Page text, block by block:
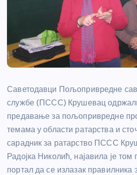
Саветодавци Пољопривредне
службе (ПССС) Крушевац
предавање за пољопривредне
темама у области ратарства и
сарадник за ратарство ПССС
Радојка Николић, најавила је
портал да се излазак правилника